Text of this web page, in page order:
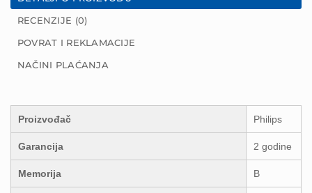
RECENZIJE (0)
POVRAT I REKLAMACIJE
NAČINI PLAĆANJA
Proizvođač Philips
Garancija 2 godine
Memorija B